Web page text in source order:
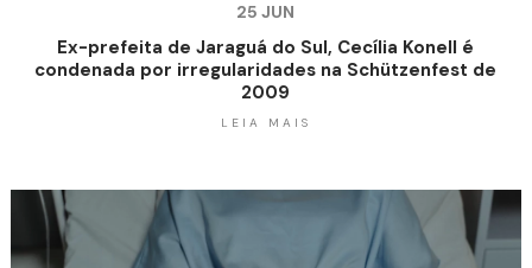
25 JUN
Ex-prefeita de Jaraguá do Sul, Cecília Konell é
condenada por irregularidades na Schützenfest de
2009
LEIA MAIS